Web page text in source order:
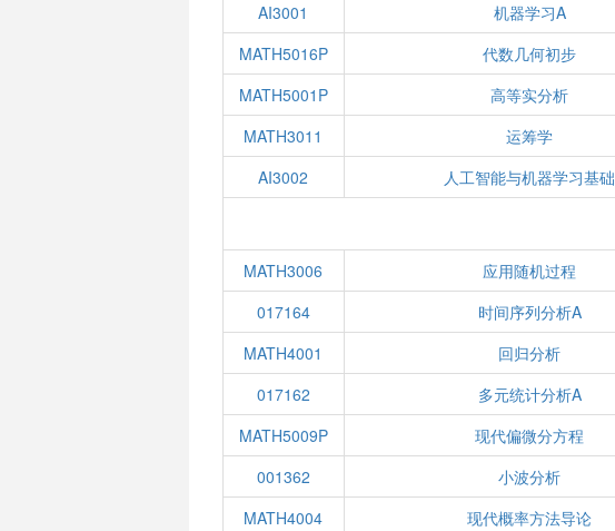
AI3001
机器学习A
MATH5016P
代数几何初步
MATH5001P
高等实分析
MATH3011
运筹学
AI3002
人工智能与机器学习基础
MATH3006 应用随机过程
017164
时间序列分析A
MATH4001
回归分析
017162
多元统计分析A
MATH5009P
现代偏微分方程
001362
小波分析
MATH4004
现代概率方法导论